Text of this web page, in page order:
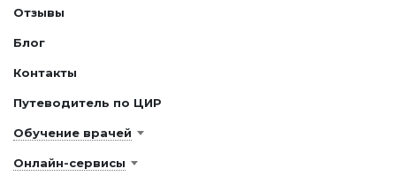
Отзывы
Блог
Контакты
Путеводитель по ЦИР
Обучение врачей
Онлайн-сервисы